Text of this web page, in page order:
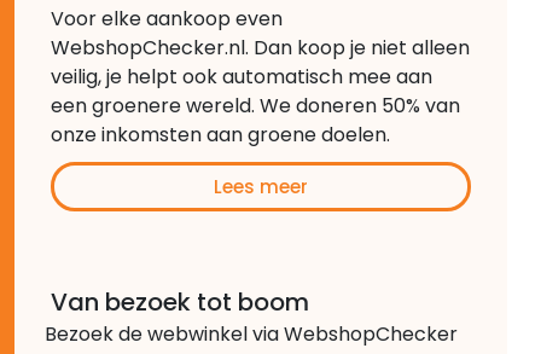
Voor elke aankoop even
WebshopChecker.nl. Dan koop je niet alleen
veilig, je helpt ook automatisch mee aan
een groenere wereld. We doneren 50% van
onze inkomsten aan groene doelen.
Lees meer
Van bezoek tot boom
Bezoek de webwinkel via WebshopChecker